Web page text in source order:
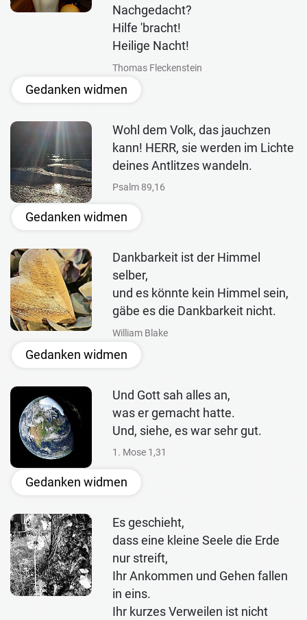
Nachgedacht?
Hilfe 'bracht!
Heilige Nacht!
Thomas Fleckenstein
Gedanken widmen
Wohl dem Volk, das jauchzen
kann! HERR, sie werden im Lichte
deines Antlitzes wandeln.
Psalm 89,16
Gedanken widmen
Dankbarkeit ist der Himmel
selber,
und es könnte kein Himmel sein,
gäbe es die Dankbarkeit nicht.
William Blake
Gedanken widmen
Und Gott sah alles an,
was er gemacht hatte.
Und, siehe, es war sehr gut.
1. Mose 1,31
Gedanken widmen
Es geschieht,
dass eine kleine Seele die Erde
nur streift,
Ihr Ankommen und Gehen fallen
in eins.
Ihr kurzes Verweilen ist nicht